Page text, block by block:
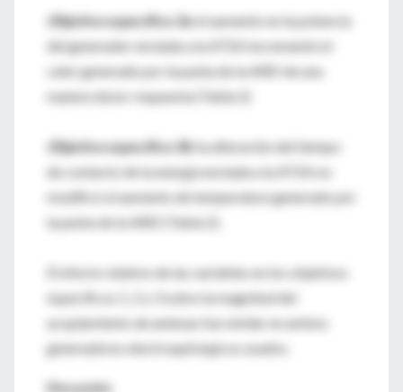
Objetivo específico 3a:el aumento en la potencia
del generador enviada a la ATEA incrementó el
calor generado por la punta de la AREI de una
manera dosis-respuesta (Tabla 2)
Objetivo específico 3b:la alteración del tiempo
de contacto de la energía enviada a la ATEA no
modificó el aumento de temperatura generado por
la punta de la AREI (Tabla 2).
El efecto relativo de las variables en los objetivos
específicos 1, 2 y 3 sobre la magnitud del
acoplamiento de antenas fue similar en ambos
generadores electroquirúrgicos usados.
Discusión